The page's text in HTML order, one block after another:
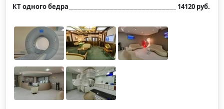
КТ одного бедра 14120 руб.